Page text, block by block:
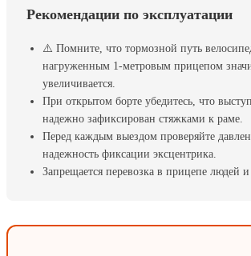
Рекомендации по эксплуатации
⚠️ Помните, что тормозной путь
нагруженным 1-метровым прицепом
увеличивается.
При открытом борте убедитесь, что
надежно зафиксирован стяжками к раме.
Перед каждым выездом проверяйте
надежность фиксации эксцентрика.
Запрещается перевозка в прицепе людей